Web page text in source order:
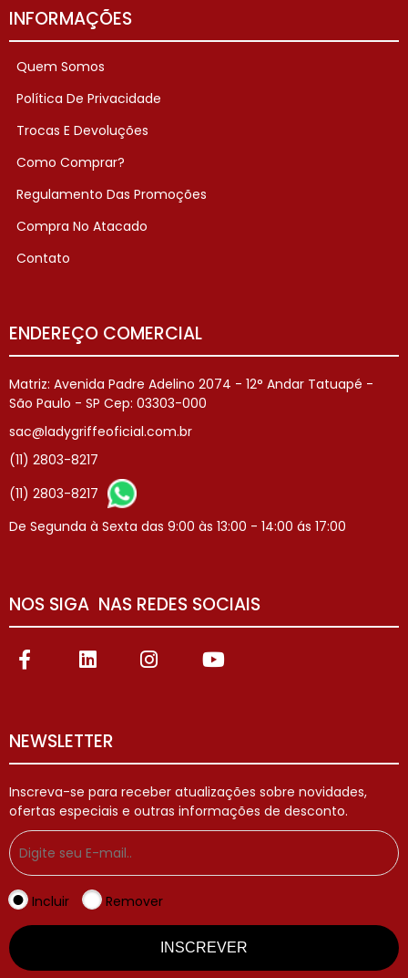
INFORMAÇÕES
Quem Somos
Política De Privacidade
Trocas E Devoluções
Como Comprar?
Regulamento Das Promoções
Compra No Atacado
Contato
ENDEREÇO COMERCIAL
Matriz: Avenida Padre Adelino 2074 - 12° Andar Tatuapé -
São Paulo - SP Cep: 03303-000
sac@ladygriffeoficial.com.br
(11) 2803-8217
(11) 2803-8217
De Segunda à Sexta das 9:00 às 13:00 - 14:00 ás 17:00
NOS SIGA NAS REDES SOCIAIS
NEWSLETTER
Inscreva-se para receber atualizações sobre novidades,
ofertas especiais e outras informações de desconto.
Incluir Remover
INSCREVER